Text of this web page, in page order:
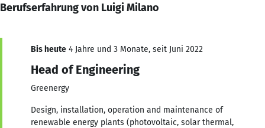
Berufserfahrung von Luigi Milano
Bis heute 4 Jahre und 3 Monate, seit Juni 2022
Head of Engineering
Greenergy
Design, installation, operation and maintenance of
renewable energy plants (photovoltaic, solar thermal,